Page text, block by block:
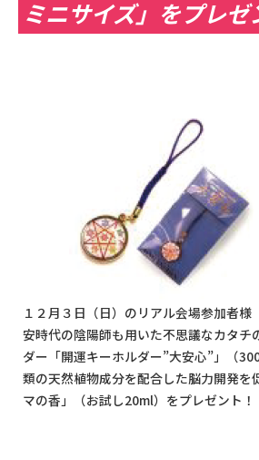
ミニサイズ」をプレゼ
１２月３日（日）のリアル会場参加者様
安時代の陰陽師も用いた不思議なカタチ
ダー「開運キーホルダー”大安心”」（
類の天然植物成分を配合した脳力開発を
マの香」（お試し20ml）をプレゼント！